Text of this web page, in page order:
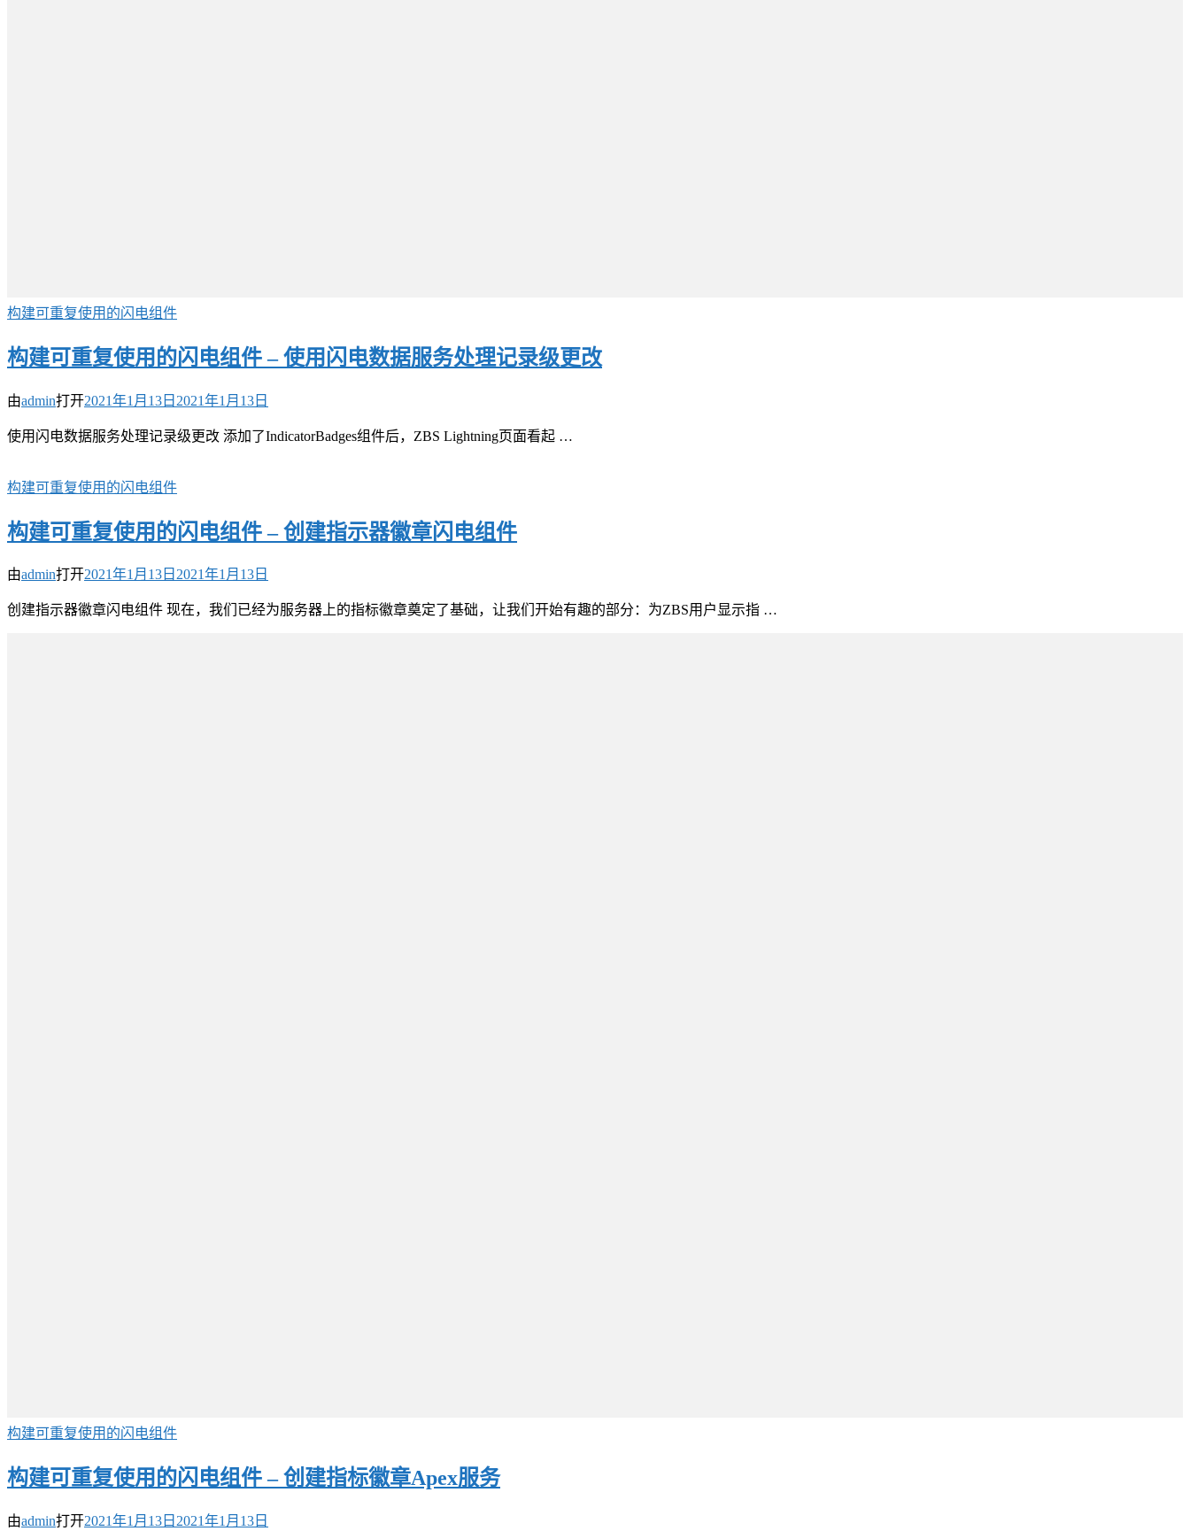
构建可重复使用的闪电组件
构建可重复使用的闪电组件 – 使用闪电数据服务处理记录级更改
由admin打开2021年1月13日 2021年1月13日
使用闪电数据服务处理记录级更改 添加了IndicatorBadges组件后，ZBS Lightning页面看起 …
构建可重复使用的闪电组件
构建可重复使用的闪电组件 – 创建指示器徽章闪电组件
由admin打开2021年1月13日 2021年1月13日
创建指示器徽章闪电组件 现在，我们已经为服务器上的指标徽章奠定了基础，让我们开始有趣的部分：为ZBS用户显示指 …
构建可重复使用的闪电组件
构建可重复使用的闪电组件 – 创建指标徽章Apex服务
由admin打开2021年1月13日 2021年1月13日